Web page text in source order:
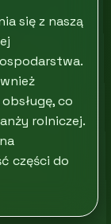
się z naszą
co
rolniczej.
części do